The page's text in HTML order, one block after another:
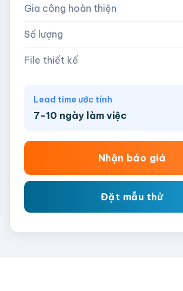
AI, PDF, EPS, PSD, PNG, JPG (tối
Gia công hoàn thiện
Số lượng
File thiết kế
Lead time ước tính
7-10 ngày làm việc
Nhận báo giá
Đặt mẫu thử